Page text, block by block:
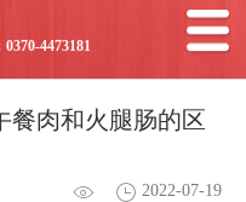
4473181
餐肉和火腿肠的区
2022-07-19